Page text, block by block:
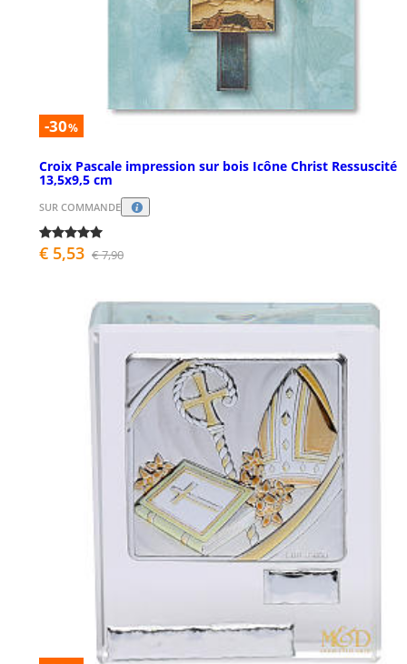
-30%
Croix Pascale impression sur bois Icône Christ Ressuscité
13,5x9,5 cm
SUR COMMANDE
€ 5,53 € 7,90